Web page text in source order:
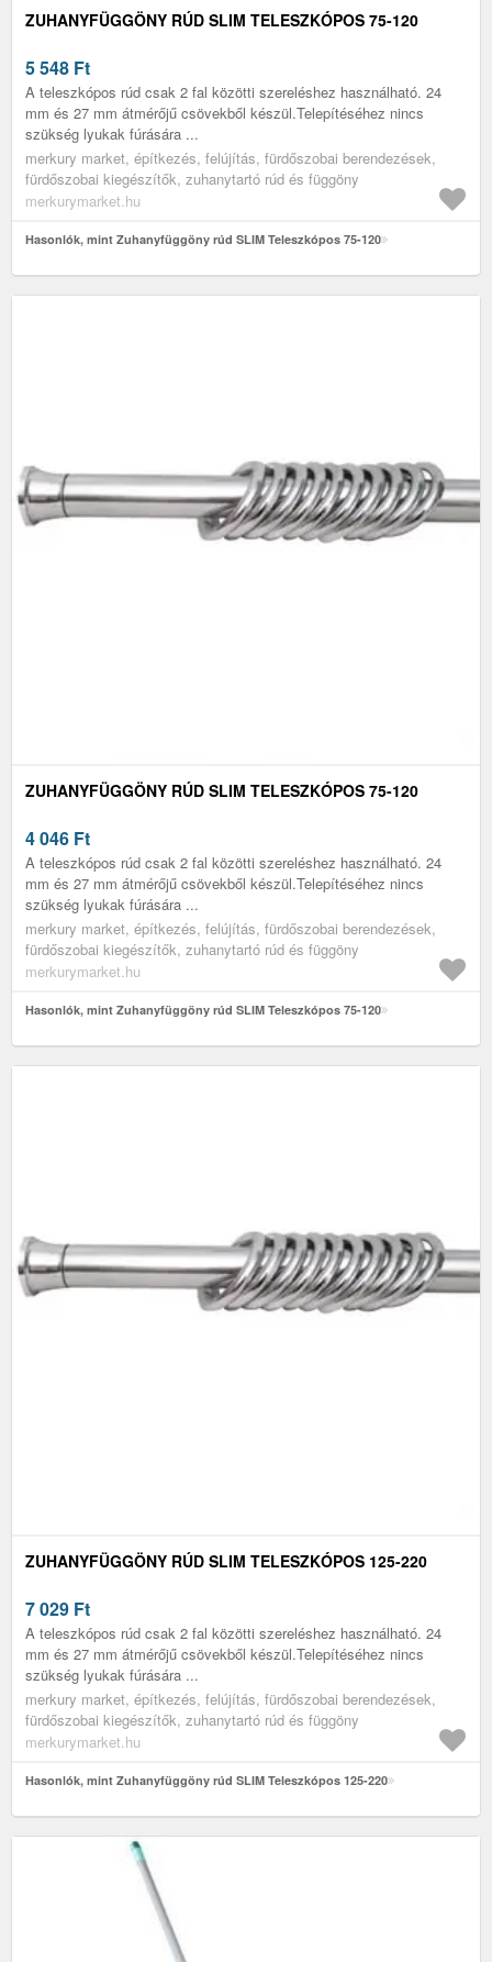
ZUHANYFÜGGÖNY RÚD SLIM TELESZKÓPOS 75-120
5 548 Ft
A teleszkópos rúd csak 2 fal közötti szereléshez használható. 24
mm és 27 mm átmérőjű csövekből készül.Telepítéséhez nincs
szükség lyukak fúrására ...
merkury market, építkezés, felújítás, fürdőszobai berendezések,
fürdőszobai kiegészítők, zuhanytartó rúd és függöny
merkurymarket.hu
Hasonlók, mint Zuhanyfüggöny rúd SLIM Teleszkópos 75-120
ZUHANYFÜGGÖNY RÚD SLIM TELESZKÓPOS 75-120
4 046 Ft
A teleszkópos rúd csak 2 fal közötti szereléshez használható. 24
mm és 27 mm átmérőjű csövekből készül.Telepítéséhez nincs
szükség lyukak fúrására ...
merkury market, építkezés, felújítás, fürdőszobai berendezések,
fürdőszobai kiegészítők, zuhanytartó rúd és függöny
merkurymarket.hu
Hasonlók, mint Zuhanyfüggöny rúd SLIM Teleszkópos 75-120
ZUHANYFÜGGÖNY RÚD SLIM TELESZKÓPOS 125-220
7 029 Ft
A teleszkópos rúd csak 2 fal közötti szereléshez használható. 24
mm és 27 mm átmérőjű csövekből készül.Telepítéséhez nincs
szükség lyukak fúrására ...
merkury market, építkezés, felújítás, fürdőszobai berendezések,
fürdőszobai kiegészítők, zuhanytartó rúd és függöny
merkurymarket.hu
Hasonlók, mint Zuhanyfüggöny rúd SLIM Teleszkópos 125-220